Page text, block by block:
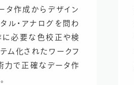
タ作成からデザイン
ル・アナログを問わ
に必要な色校正や検
ム化されたワークフ
力で正確なデータ作